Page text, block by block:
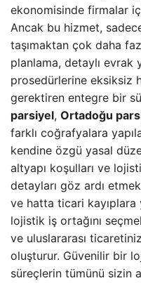
ekonomisinde firmalar
Ancak bu hizmet,
taşımaktan çok daha
planlama, detaylı evrak
prosedürlerine eksiksiz
gerektiren entegre bir
parsiyel, Ortadoğu
farklı coğrafyalara
kendine özgü yasal
altyapı koşulları ve
detayları göz ardı
ve hatta ticari
lojistik iş ortağını
ve uluslararası
oluşturur. Güvenilir bir
süreçlerin tümünü sizin